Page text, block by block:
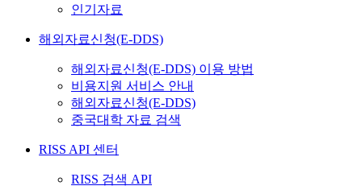
인기자료
해외자료신청(E-DDS)
해외자료신청(E-DDS) 이용 방법
비용지원 서비스 안내
해외자료신청(E-DDS)
중국대학 자료 검색
RISS API 센터
RISS 검색 API